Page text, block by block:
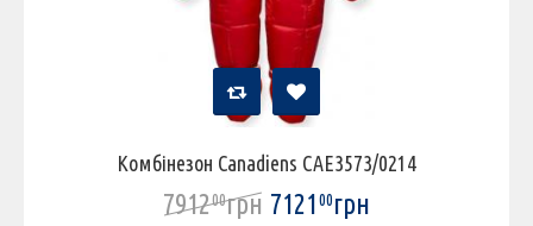
Комбінезон Canadiens CAE3573/0214
791200грн 712100грн